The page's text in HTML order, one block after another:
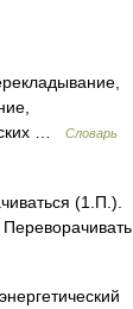
…
Словарь
(1.П.).